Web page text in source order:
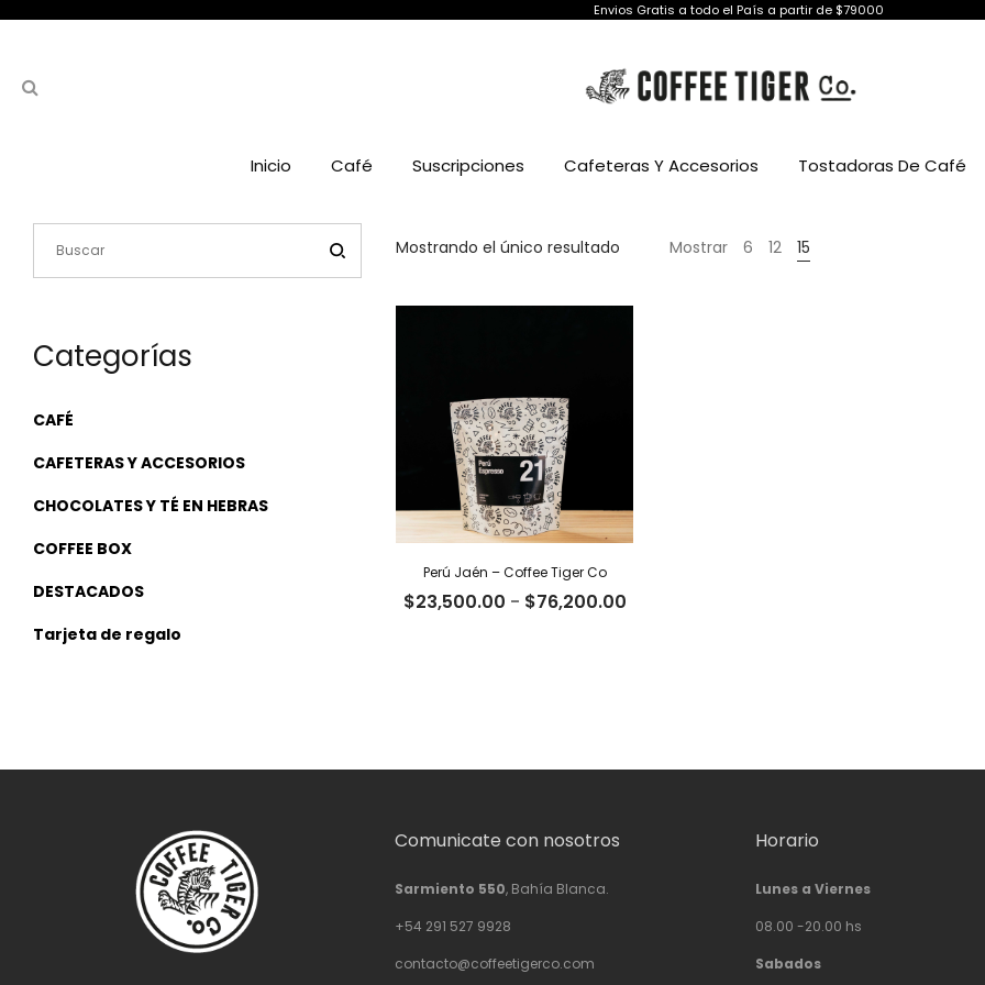
Envios Gratis a todo el País a partir de $79000
Inicio Café Suscripciones Cafeteras Y Accesorios Tostadoras De Café
Mostrando el único resultado Mostrar 6 12 15
Perú Jaén – Coffee Tiger Co
$23,500.00 - $76,200.00Rango
Categorías
CAFÉ
CAFETERAS Y ACCESORIOS
CHOCOLATES Y TÉ EN HEBRAS
COFFEE BOX
DESTACADOS
Tarjeta de regalo
Comunicate con nosotros
Sarmiento 550, Bahía Blanca.
+54 291 527 9928
contacto@coffeetigerco.com
Horario
Lunes a Viernes
08.00 -20.00 hs
Sabados